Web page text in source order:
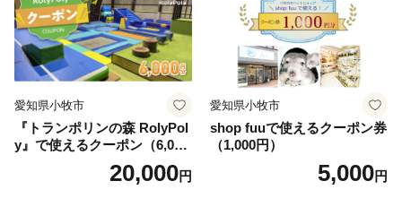
愛知県小牧市
『トランポリンの森 RolyPol
y』で使えるクーポン（6,000
20,000円
愛知県小牧市
shop fuuで使えるクーポン券
（1,000円）
5,000円